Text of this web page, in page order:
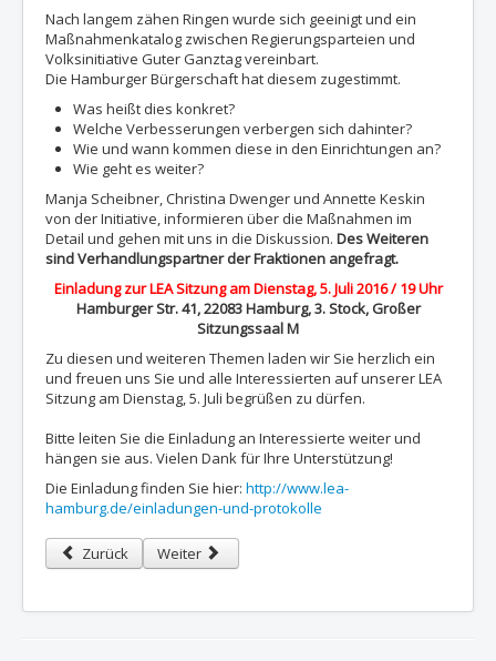
Nach langem zähen Ringen wurde sich geeinigt und ein
Maßnahmenkatalog zwischen Regierungsparteien und
Volksinitiative Guter Ganztag vereinbart.
Die Hamburger Bürgerschaft hat diesem zugestimmt.
Was heißt dies konkret?
Welche Verbesserungen verbergen sich dahinter?
Wie und wann kommen diese in den Einrichtungen an?
Wie geht es weiter?
Manja Scheibner, Christina Dwenger und Annette Keskin
von der Initiative, informieren über die Maßnahmen im
Detail und gehen mit uns in die Diskussion. Des Weiteren
sind Verhandlungspartner der Fraktionen angefragt.
Einladung zur LEA Sitzung am Dienstag, 5. Juli 2016 / 19 Uhr
Hamburger Str. 41, 22083 Hamburg, 3. Stock, Großer
Sitzungssaal M
Zu diesen und weiteren Themen laden wir Sie herzlich ein
und freuen uns Sie und alle Interessierten auf unserer LEA
Sitzung am Dienstag, 5. Juli begrüßen zu dürfen.
Bitte leiten Sie die Einladung an Interessierte weiter und
hängen sie aus. Vielen Dank für Ihre Unterstützung!
Die Einladung finden Sie hier: http://www.lea-
hamburg.de/einladungen-und-protokolle
Vorheriger Beitrag: LEA beim Hamburger Familientag 2016
Zurück Nächster Beitrag: 09.05.2016 - Tag der
Weiter